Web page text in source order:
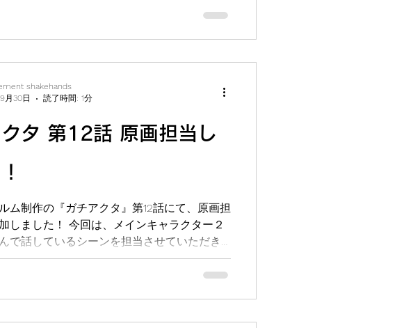
迷い中です…🤔 みなさんは何鍋がおすすめ
クタ 第12話 原画担当し
ム制作の『ガチアクタ』第12話にて、原画担
しました！ 今回は、メインキャラクター２
で話しているシーンを担当させていただき
チアクタ』は、スラム街で生まれた孤児の
、化け物と戦いながら「展開」の力を手に
shakehands
月30日
読了時間: 1分